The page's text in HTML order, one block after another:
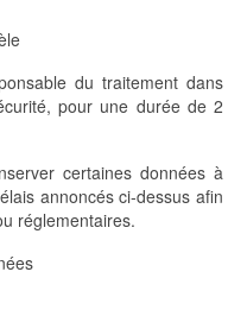
du traitement dans
pour une durée de 2
certaines données à
annoncés ci-dessus afin
réglementaires.